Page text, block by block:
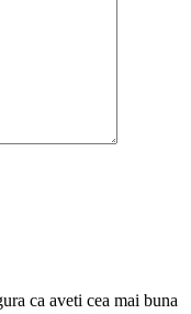
ca aveti cea mai buna